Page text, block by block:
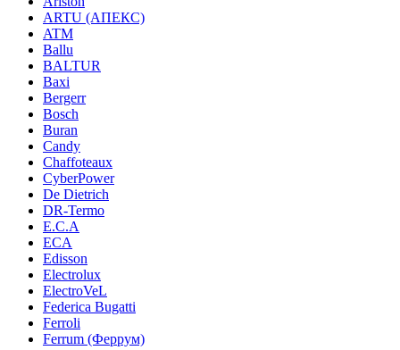
ARTU (АПЕКС)
ATM
Ballu
BALTUR
Baxi
Bergerr
Bosch
Buran
Candy
Chaffoteaux
CyberPower
De Dietrich
DR-Termo
E.C.A
ECA
Edisson
Electrolux
ElectroVeL
Federica Bugatti
Ferroli
Ferrum (Феррум)